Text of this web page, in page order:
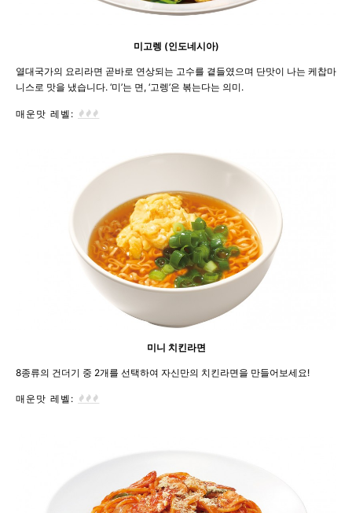
미고렝 (인도네시아)
열대국가의 요리라면 곧바로 연상되는 고수를 곁들였으며 단맛이 나는 케찹마
니스로 맛을 냈습니다. ‘미’는 면, ‘고렝’은 볶는다는 의미.
매운맛 레벨:
미니 치킨라면
8종류의 건더기 중 2개를 선택하여 자신만의 치킨라면을 만들어보세요!
매운맛 레벨: